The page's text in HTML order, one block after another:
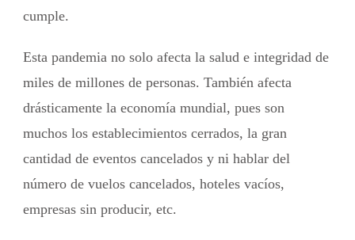
cumple.
Esta pandemia no solo afecta la salud e integridad de
miles de millones de personas. También afecta
drásticamente la economía mundial, pues son
muchos los establecimientos cerrados, la gran
cantidad de eventos cancelados y ni hablar del
número de vuelos cancelados, hoteles vacíos,
empresas sin producir, etc.